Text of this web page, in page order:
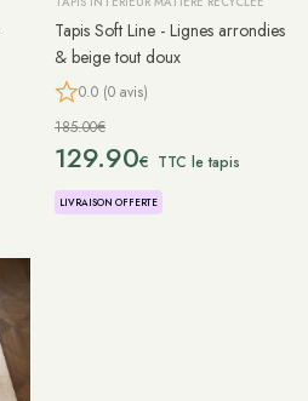
Tapis Soft Line - Lignes arrondies
& beige tout doux
0.0 (0 avis)
185.00€
129.90€ TTC le tapis
LIVRAISON OFFERTE